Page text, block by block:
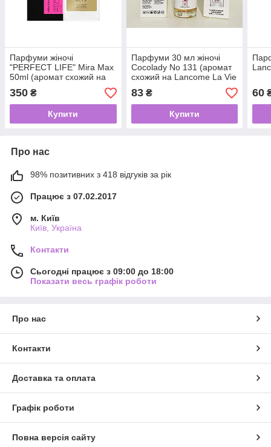
Парфуми жіночі
"PERFECT LIFE" Mira Max
50ml (аромат схожий на
Lancome La Vie Est Belle)
350 ₴
Купити
Парфуми 30 мл жіночі
Cocolady No 131 (аромат
схожий на Lancome La Vie
Est Belle)
83₴
Купити
60
Про нас
98% позитивних з 418 відгуків за рік
Працює з 07.02.2017
м. Київ
Київ, Україна
Контакти
Сьогодні працює з 09:00 до 18:00
Показати весь графік роботи
Про нас
Контакти
Доставка та оплата
Графік роботи
Повна версія сайту